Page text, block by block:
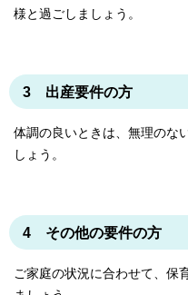
様と過ごしましょう。
3 出産要件の方
体調の良いときは、無理のな
しょう。
4 その他の要件の方
ご家庭の状況に合わせて、保